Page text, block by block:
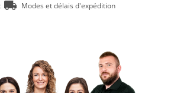
Modes et délais d'expédition